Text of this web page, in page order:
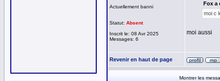
Actuellement banni
Statut: Absent
Inscrit le: 08 Avr 2025
Messages: 6
Fox a
moi c
moi aussi
Revenir en haut de page
Montrer les